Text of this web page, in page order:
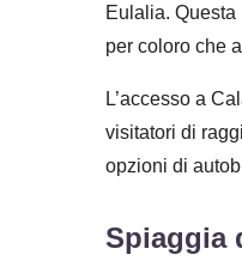
Eulalia. Questa
per coloro che
L’accesso a
visitatori di
opzioni di
Spiaggia